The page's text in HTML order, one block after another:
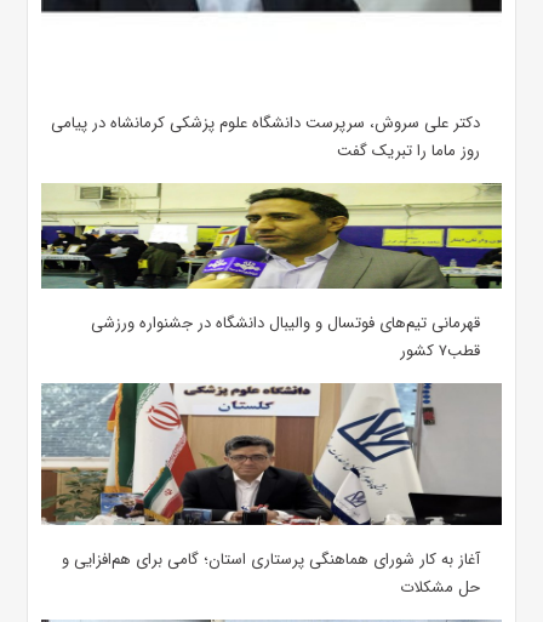
دکتر علی سروش، سرپرست دانشگاه علوم پزشکی کرمانشاه در پیامی
روز ماما را تبریک گفت
قهرمانی تیم‌های فوتسال و والیبال دانشگاه در جشنواره ورزشی
قطب۷ کشور
آغاز به کار شورای هماهنگی پرستاری استان؛ گامی برای هم‌افزایی و
حل مشکلات